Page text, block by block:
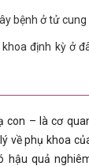
bệnh ở tử
định kỳ ở
con – là cơ
về phụ khoa
hậu quả